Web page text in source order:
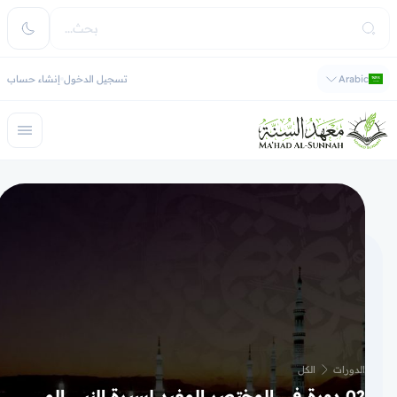
Arabic تسجيل الدخول إنشاء حساب
الدورات الكل